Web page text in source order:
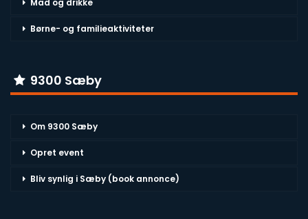
Mad og drikke
Børne- og familieaktiviteter
9300 Sæby
Om 9300 Sæby
Opret event
Bliv synlig i Sæby (book annonce)